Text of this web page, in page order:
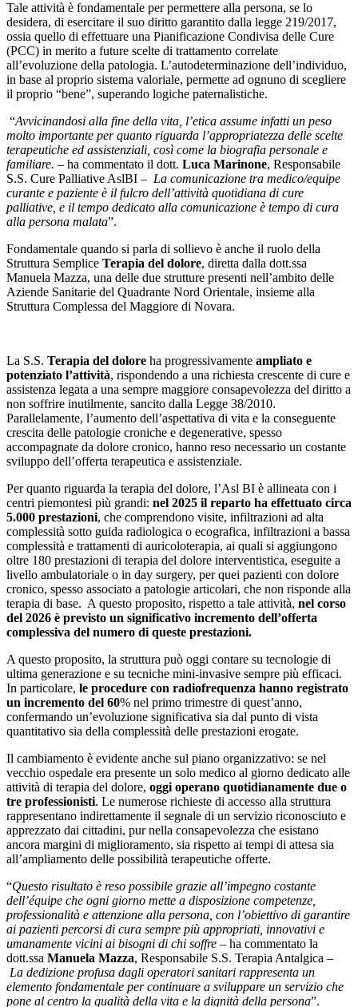
Tale attività è fondamentale per permettere alla persona, se lo
desidera, di esercitare il suo diritto garantito dalla legge 219/2017,
ossia quello di effettuare una Pianificazione Condivisa delle Cure
(PCC) in merito a future scelte di trattamento correlate
all’evoluzione della patologia. L’autodeterminazione dell’individuo,
in base al proprio sistema valoriale, permette ad ognuno di scegliere
il proprio “bene”, superando logiche paternalistiche.
“Avvicinandosi alla fine della vita, l’etica assume infatti un peso
molto importante per quanto riguarda l’appropriatezza delle scelte
terapeutiche ed assistenziali, così come la biografia personale e
familiare. – ha commentato il dott. Luca Marinone, Responsabile
S.S. Cure Palliative AslBI – La comunicazione tra medico/equipe
curante e paziente è il fulcro dell’attività quotidiana di cure
palliative, e il tempo dedicato alla comunicazione è tempo di cura
alla persona malata”.
Fondamentale quando si parla di sollievo è anche il ruolo della
Struttura Semplice Terapia del dolore, diretta dalla dott.ssa
Manuela Mazza, una delle due strutture presenti nell’ambito delle
Aziende Sanitarie del Quadrante Nord Orientale, insieme alla
Struttura Complessa del Maggiore di Novara.
La S.S. Terapia del dolore ha progressivamente ampliato e
potenziato l’attività, rispondendo a una richiesta crescente di cure e
assistenza legata a una sempre maggiore consapevolezza del diritto a
non soffrire inutilmente, sancito dalla Legge 38/2010.
Parallelamente, l’aumento dell’aspettativa di vita e la conseguente
crescita delle patologie croniche e degenerative, spesso
accompagnate da dolore cronico, hanno reso necessario un costante
sviluppo dell’offerta terapeutica e assistenziale.
Per quanto riguarda la terapia del dolore, l’Asl BI è allineata con i
centri piemontesi più grandi: nel 2025 il reparto ha effettuato circa
5.000 prestazioni, che comprendono visite, infiltrazioni ad alta
complessità sotto guida radiologica o ecografica, infiltrazioni a bassa
complessità e trattamenti di auricoloterapia, ai quali si aggiungono
oltre 180 prestazioni di terapia del dolore interventistica, eseguite a
livello ambulatoriale o in day surgery, per quei pazienti con dolore
cronico, spesso associato a patologie articolari, che non risponde alla
terapia di base. A questo proposito, rispetto a tale attività, nel corso
del 2026 è previsto un significativo incremento dell’offerta
complessiva del numero di queste prestazioni.
A questo proposito, la struttura può oggi contare su tecnologie di
ultima generazione e su tecniche mini-invasive sempre più efficaci.
In particolare, le procedure con radiofrequenza hanno registrato
un incremento del 60% nel primo trimestre di quest’anno,
confermando un’evoluzione significativa sia dal punto di vista
quantitativo sia della complessità delle prestazioni erogate.
Il cambiamento è evidente anche sul piano organizzativo: se nel
vecchio ospedale era presente un solo medico al giorno dedicato alle
attività di terapia del dolore, oggi operano quotidianamente due o
tre professionisti. Le numerose richieste di accesso alla struttura
rappresentano indirettamente il segnale di un servizio riconosciuto e
apprezzato dai cittadini, pur nella consapevolezza che esistano
ancora margini di miglioramento, sia rispetto ai tempi di attesa sia
all’ampliamento delle possibilità terapeutiche offerte.
“Questo risultato è reso possibile grazie all’impegno costante
dell’équipe che ogni giorno mette a disposizione competenze,
professionalità e attenzione alla persona, con l’obiettivo di garantire
ai pazienti percorsi di cura sempre più appropriati, innovativi e
umanamente vicini ai bisogni di chi soffre – ha commentato la
dott.ssa Manuela Mazza, Responsabile S.S. Terapia Antalgica –
La dedizione profusa dagli operatori sanitari rappresenta un
elemento fondamentale per continuare a sviluppare un servizio che
pone al centro la qualità della vita e la dignità della persona”.